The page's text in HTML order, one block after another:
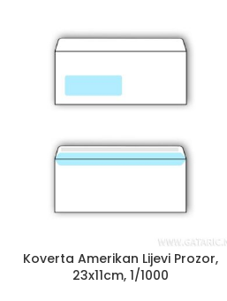
Koverta Amerikan Lijevi Prozor,
23x11cm, 1/1000